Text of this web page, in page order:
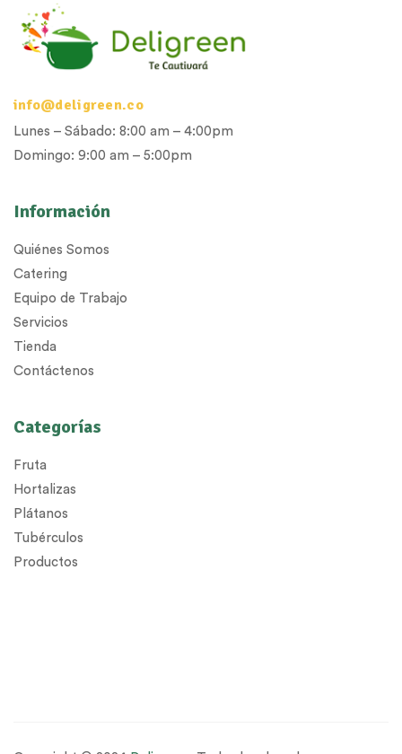
Información
Quiénes Somos
Catering
Equipo de Trabajo
Servicios
Tienda
Contáctenos
Categorías
Fruta
Hortalizas
Plátanos
Tubérculos
Productos
info@deligreen.co
Lunes – Sábado: 8:00 am – 4:00pm
Domingo: 9:00 am – 5:00pm